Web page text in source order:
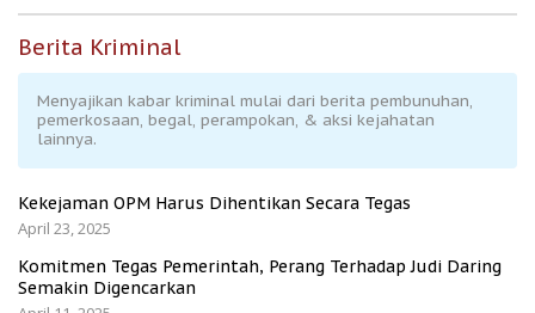
Berita Kriminal
Menyajikan kabar kriminal mulai dari berita pembunuhan,
pemerkosaan, begal, perampokan, & aksi kejahatan
lainnya.
Kekejaman OPM Harus Dihentikan Secara Tegas
April 23, 2025
Komitmen Tegas Pemerintah, Perang Terhadap Judi Daring
Semakin Digencarkan